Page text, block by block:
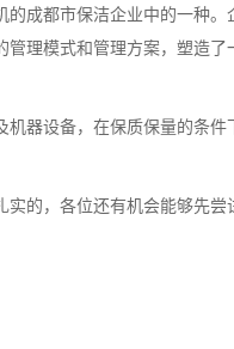
成都市保洁企业中的一种
理模式和管理方案，塑造
器设备，在保质保量的条
的，各位还有机会能够先